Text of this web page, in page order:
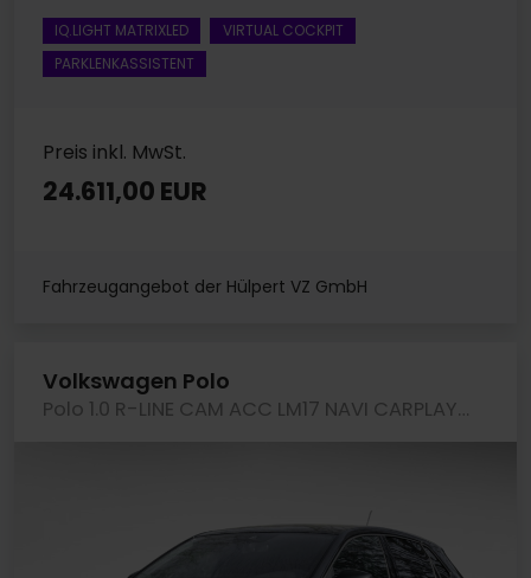
IQ.LIGHT MATRIXLED
VIRTUAL COCKPIT
PARKLENKASSISTENT
Preis inkl. MwSt.
24.611,00 EUR
Fahrzeugangebot der Hülpert VZ GmbH
Volkswagen Polo
Polo 1.0 R-LINE CAM ACC LM17 NAVI CARPLAY SITZHZ